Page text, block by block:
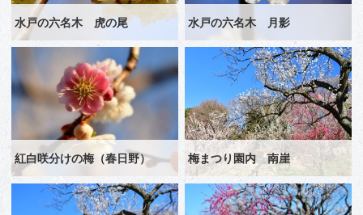
水戸の六名木 虎の尾 水戸の六名木 月影
紅白咲分けの梅（春日野） 梅まつり園内 南崖